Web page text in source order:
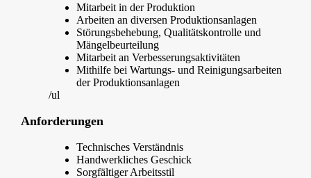
Mitarbeit in der Produktion
Arbeiten an diversen Produktionsanlagen
Störungsbehebung, Qualitätskontrolle und
Mängelbeurteilung
Mitarbeit an Verbesserungsaktivitäten
Mithilfe bei Wartungs- und Reinigungsarbeiten
der Produktionsanlagen
/ul
Anforderungen
Technisches Verständnis
Handwerkliches Geschick
Sorgfältiger Arbeitsstil